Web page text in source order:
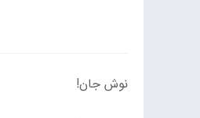
نوش جان!